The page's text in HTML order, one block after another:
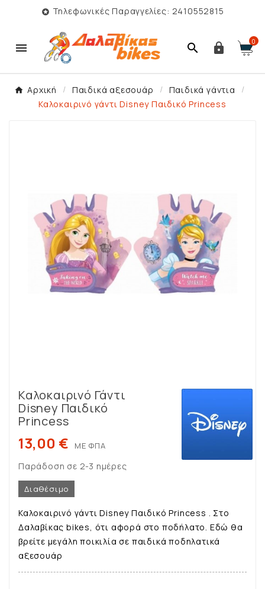
 Τηλεφωνικές Παραγγελίες: 2410552815
   0
Αρχική Παιδικά αξεσουάρ
Παιδικά γάντια
Καλοκαιρινό γάντι Disney Παιδικό Princess
Καλοκαιρινό Γάντι
Disney Παιδικό
Princess
13,00 € ΜΕ ΦΠΑ
Παράδοση σε 2-3 ημέρες
Διαθέσιμο
Καλοκαιρινό γάντι Disney Παιδικό Princess . Στο
Δαλαβίκας bikes, ότι αφορά στο ποδήλατο. Εδώ θα
βρείτε μεγάλη ποικιλία σε παιδικά ποδηλατικά
αξεσουάρ